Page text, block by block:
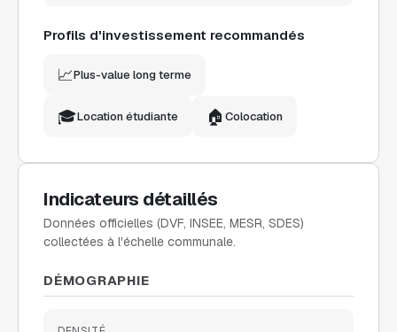
Profils d'investissement recommandés
📈Plus-value long terme
🎓Location étudiante 🏠 Colocation
Indicateurs détaillés
Données officielles (DVF, INSEE, MESR, SDES)
collectées à l'échelle communale.
DÉMOGRAPHIE